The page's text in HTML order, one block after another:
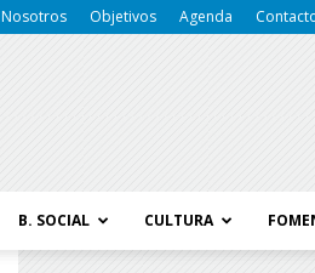
Nosotros Objetivos Agenda
B. SOCIAL CULTURA